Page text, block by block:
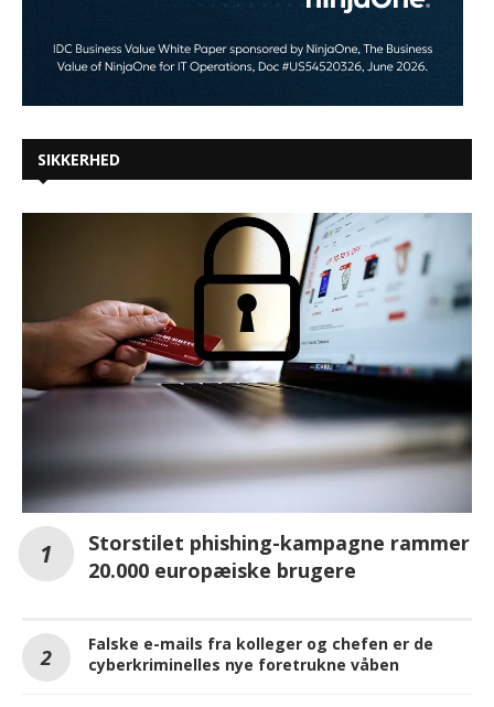
SIKKERHED
Storstilet phishing-kampagne rammer
20.000 europæiske brugere
Falske e-mails fra kolleger og chefen er de
cyberkriminelles nye foretrukne våben